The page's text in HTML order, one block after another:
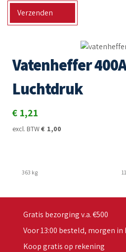
Verzenden
Vatenheffer
Luchtdruk
€ 1,21
excl. BTW€ 1,00
363 kg
Gratis bezorging v.a. €500
Voor 13:00 besteld, morgen in
Koop gratis op rekening